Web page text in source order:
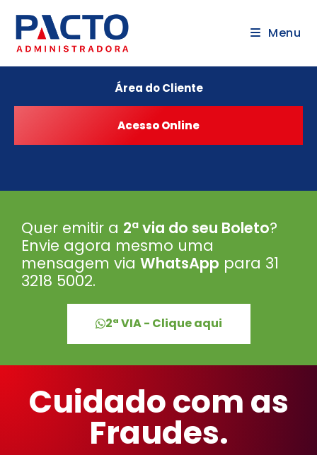
Menu
Área do Cliente
Quer emitir a 2ª via do seu Boleto?
Envie agora mesmo uma
mensagem via WhatsApp para 31
3218 5002.
2ª VIA - Clique aqui
Cuidado com as
Fraudes.